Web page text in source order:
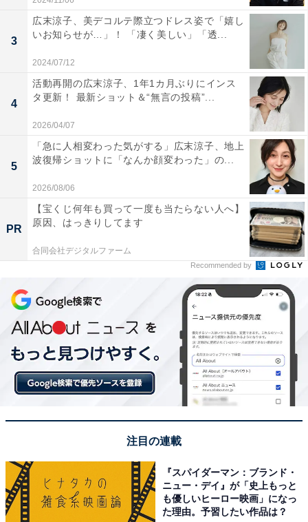
3
広末涼子、美デコルテ際立つドレス姿で「嬉し
いお知らせが…」！ 「凄く美しい」「透...
2024/07/12
4
活動再開の広末涼子、1年1カ月ぶりにインス
タ更新！ 最新ショット＆“無言の投稿”...
2026/04/07
5
「急に人相変わった気がする」広末涼子、地上
波復帰ショットに「なんか顔変わった」の...
2026/08/06
PR
【宝くじ何年も買って一度も当たらない人へ】
原因、はっきりしてます
合同会社デジタルファーム
Recommended by
注目の連載
『スパイダーマン：ブランド・
ニュー・デイ』が「史上もっと
も優しいヒーロー映画」になっ
た理由。予習したい作品は？